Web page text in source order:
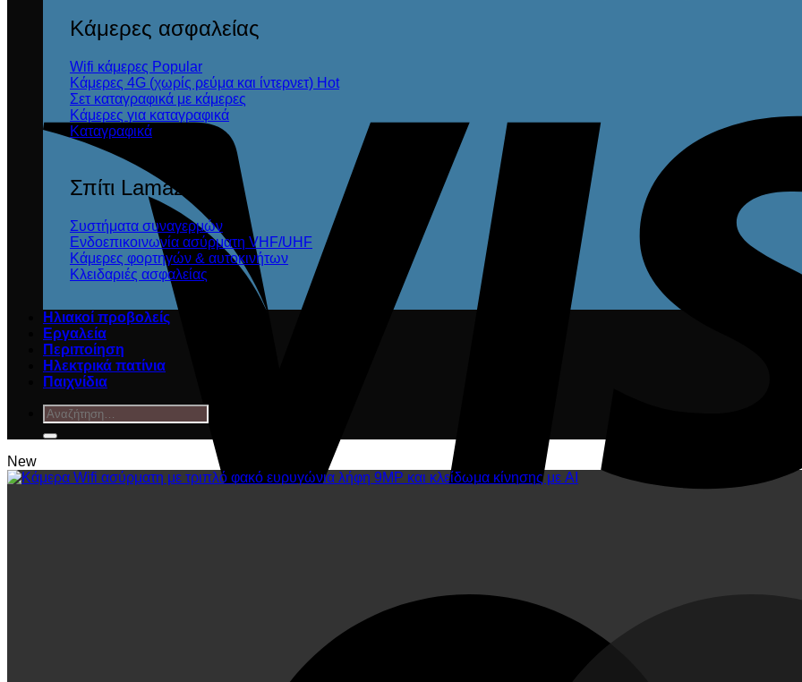
Κάμερες ασφαλείας
Wifi κάμερες
Κάμερες 4G (χωρίς ρεύμα και ίντερνετ)
Σετ καταγραφικά με κάμερες
Κάμερες για καταγραφικά
Καταγραφικά
Σπίτι Lamazi
Συστήματα συναγερμών
Ενδοεπικοινωνία ασύρματη VHF/UHF
Κάμερες φορτηγών & αυτοκινήτων
Κλειδαριές ασφαλείας
Ηλιακοί προβολείς
Εργαλεία
Περιποίηση
Ηλεκτρικά πατίνια
Παιχνίδια
Αναζήτηση
για:
New